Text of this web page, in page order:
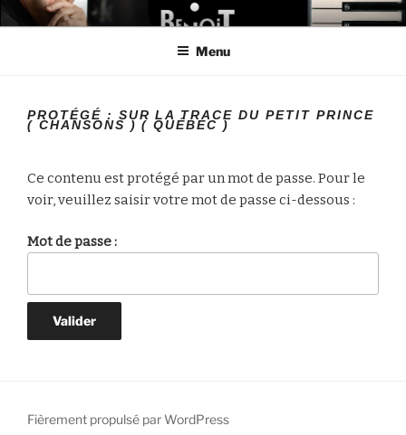
Aller
au
LE MONDE DE BENOIT
Créateur de projets
Menu
PROTÉGÉ : SUR LA TRACE DU PETIT PRINCE
( CHANSONS ) ( QUÉBEC )
Ce contenu est protégé par un mot de passe. Pour le
voir, veuillez saisir votre mot de passe ci-dessous :
Mot de passe :
Fièrement propulsé par WordPress